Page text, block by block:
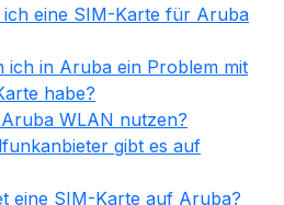
ich eine SIM-Karte für Aruba
ich in Aruba ein Problem mit
habe?
WLAN nutzen?
gibt es auf
eine SIM-Karte auf Aruba?